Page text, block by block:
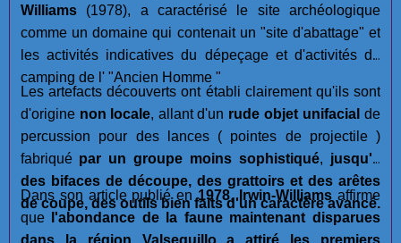
Williams (1978), a caractérisé le site archéologique
comme un domaine qui contenait un "site d'abattage" et
les activités indicatives du dépeçage et d'activités de
camping de l' "Ancien Homme "
Les artefacts découverts ont établi clairement qu'ils sont
d'origine non locale, allant d'un rude objet unifacial de
percussion pour des lances ( pointes de projectile )
fabriqué par un groupe moins sophistiqué, jusqu'à
des bifaces de découpe, des grattoirs et des arêtes
de coupe, des outils bien faits d'un caractère avancé.
Dans son article publié en1978, Irwin-Williams affirme
que
l'abondance de la faune maintenant disparues